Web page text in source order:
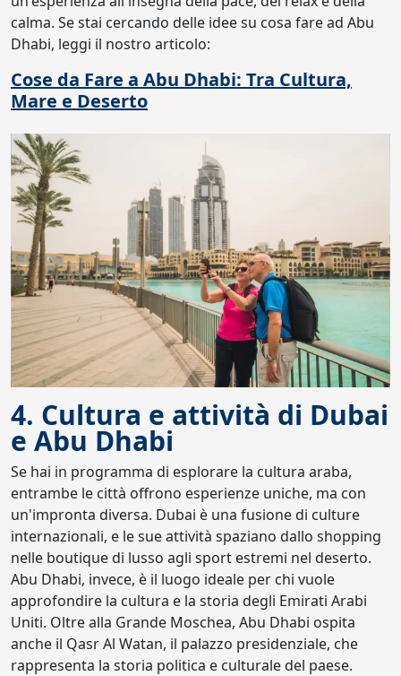
calma. Se stai cercando delle idee su cosa fare ad Abu
Dhabi, leggi il nostro articolo:
Cose da Fare a Abu Dhabi: Tra Cultura,
Mare e Deserto
4. Cultura e attività di Dubai
e Abu Dhabi
Se hai in programma di esplorare la cultura araba,
entrambe le città offrono esperienze uniche, ma con
un'impronta diversa. Dubai è una fusione di culture
internazionali, e le sue attività spaziano dallo shopping
nelle boutique di lusso agli sport estremi nel deserto.
Abu Dhabi, invece, è il luogo ideale per chi vuole
approfondire la cultura e la storia degli Emirati Arabi
Uniti. Oltre alla Grande Moschea, Abu Dhabi ospita
anche il Qasr Al Watan, il palazzo presidenziale, che
rappresenta la storia politica e culturale del paese.